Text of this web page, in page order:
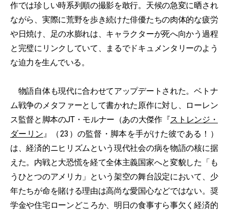
作では珍しい時系列順の撮影を敢行。天候の急変に晒され
ながら、実際に荒野を歩き続けた俳優たちの肉体的な疲労
や日焼け、足の水膨れは、キャラクターが死へ向かう過程
と完璧にリンクしていて、まるでドキュメンタリーのよう
な迫力を生んでいる。
物語自体も現代に合わせてアップデートされた。ベトナ
ム戦争のメタファーとして書かれた原作に対し、ローレン
ス監督と脚本のJT・モルナー（あの大傑作『ストレンジ・
ダーリン』（23）の監督・脚本を手がけた彼である！）
は、経済的ニヒリズムという現代社会の病を物語の核に据
えた。内戦と大恐慌を経て全体主義国家へと変貌した「も
うひとつのアメリカ」という架空の舞台設定において、少
年たちが命を賭ける理由は高尚な愛国心などではない。奨
学金や住宅ローンどころか、明日の食事すら事欠く経済的